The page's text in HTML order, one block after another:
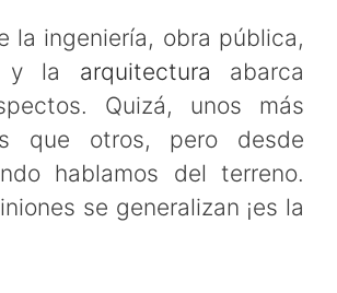
la ingeniería, obra pública,
y la arquitectura abarca
Quizá, unos más
que otros, pero desde
hablamos del terreno.
se generalizan ¡es la